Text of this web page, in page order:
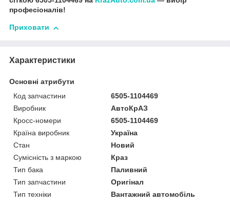
професіоналів!
Приховати
Характеристики
Основні атрибути
Код запчастини
6505-1104469
Виробник
АвтоКрАЗ
Кросс-номери
6505-1104469
Країна виробник
Україна
Стан
Новий
Сумісність з маркою
Краз
Тип бака
Паливний
Тип запчастини
Оригінал
Тип техніки
Вантажний автомобіль